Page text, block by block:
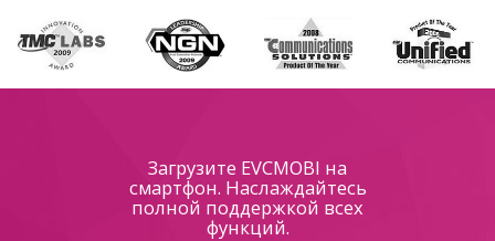
Загрузите EVCMOBI на
смартфон. Наслаждайтесь
полной поддержкой всех
функций.